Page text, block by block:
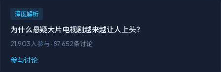
深度解析
为什么悬疑大片电视剧越来越让人上头？
21,903人参与 · 87,652条讨论
参与讨论